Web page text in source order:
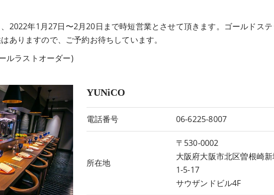
2022年1月27日〜2月20日まで時短営業とさせて頂きます。ゴールドス
ありますので、ご予約お待ちしています。
ルラストオーダー)
YUNiCO
電話番号 06-6225-8007
所在地
〒530-0002
大阪府大阪市北区曽根崎
1-5-17
サウザンドビル4F